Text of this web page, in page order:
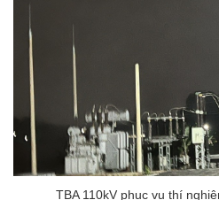
TBA 110kV phục vụ thí